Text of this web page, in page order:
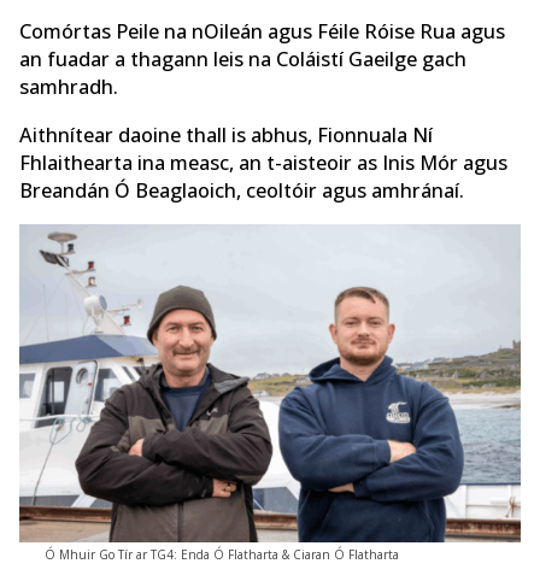
Comórtas Peile na nOileán agus Féile Róise Rua agus
an fuadar a thagann leis na Coláistí Gaeilge gach
samhradh.
Aithnítear daoine thall is abhus, Fionnuala Ní
Fhlaithearta ina measc, an t-aisteoir as Inis Mór agus
Breandán Ó Beaglaoich, ceoltóir agus amhránaí.
Ó Mhuir Go Tír ar TG4: Enda Ó Flatharta & Ciaran Ó Flatharta